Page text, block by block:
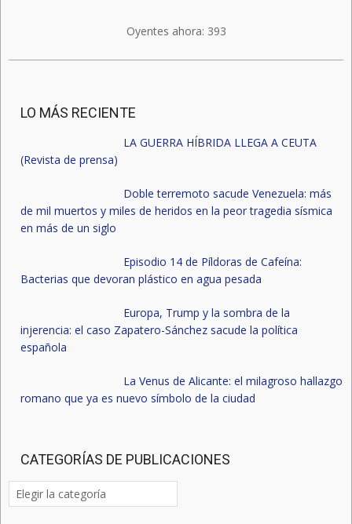
Oyentes ahora: 393
LO MÁS RECIENTE
LA GUERRA HÍBRIDA LLEGA A CEUTA
(Revista de prensa)
Doble terremoto sacude Venezuela: más
de mil muertos y miles de heridos en la peor tragedia sísmica
en más de un siglo
Episodio 14 de Píldoras de Cafeína:
Bacterias que devoran plástico en agua pesada
Europa, Trump y la sombra de la
injerencia: el caso Zapatero-Sánchez sacude la política
española
La Venus de Alicante: el milagroso hallazgo
romano que ya es nuevo símbolo de la ciudad
CATEGORÍAS DE PUBLICACIONES
Categorías
de